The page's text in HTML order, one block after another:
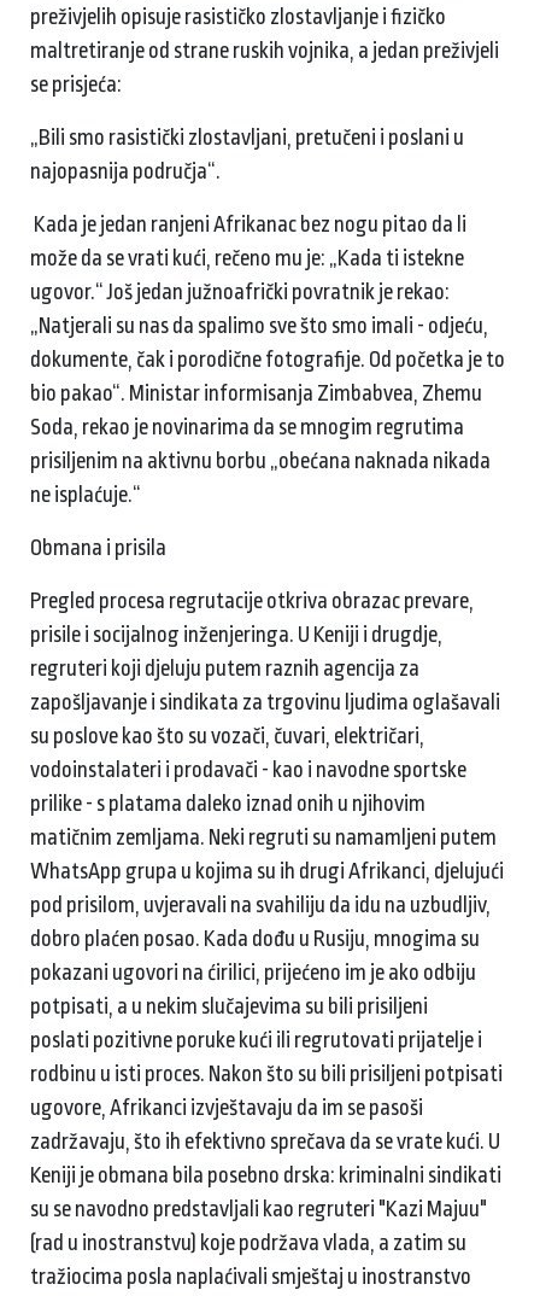
preživjelih opisuje rasističko zlostavljanje i fizičko
maltretiranje od strane ruskih vojnika, a jedan preživjeli
se prisjeća:
„Bili smo rasistički zlostavljani, pretučeni i poslani u
najopasnija područja“.
Kada je jedan ranjeni Afrikanac bez nogu pitao da li
može da se vrati kući, rečeno mu je: „Kada ti istekne
ugovor.“ Još jedan južnoafrički povratnik je rekao:
„Natjerali su nas da spalimo sve što smo imali - odjeću,
dokumente, čak i porodične fotografije. Od početka je to
bio pakao“. Ministar informisanja Zimbabvea, Zhemu
Soda, rekao je novinarima da se mnogim regrutima
prisiljenim na aktivnu borbu „obećana naknada nikada
ne isplaćuje.“
Obmana i prisila
Pregled procesa regrutacije otkriva obrazac prevare,
prisile i socijalnog inženjeringa. U Keniji i drugdje,
regruteri koji djeluju putem raznih agencija za
zapošljavanje i sindikata za trgovinu ljudima oglašavali
su poslove kao što su vozači, čuvari, električari,
vodoinstalateri i prodavači - kao i navodne sportske
prilike - s platama daleko iznad onih u njihovim
matičnim zemljama. Neki regruti su namamljeni putem
WhatsApp grupa u kojima su ih drugi Afrikanci, djelujući
pod prisilom, uvjeravali na svahiliju da idu na uzbudljiv,
dobro plaćen posao. Kada dođu u Rusiju, mnogima su
pokazani ugovori na ćirilici, prijećeno im je ako odbiju
potpisati, a u nekim slučajevima su bili prisiljeni
poslati pozitivne poruke kući ili regrutovati prijatelje i
rodbinu u isti proces. Nakon što su bili prisiljeni potpisati
ugovore, Afrikanci izvještavaju da im se pasoši
zadržavaju, što ih efektivno sprečava da se vrate kući. U
Keniji je obmana bila posebno drska: kriminalni sindikati
su se navodno predstavljali kao regruteri "Kazi Majuu"
(rad u inostranstvu) koje podržava vlada, a zatim su
tražiocima posla naplaćivali smještaj u inostranstvo